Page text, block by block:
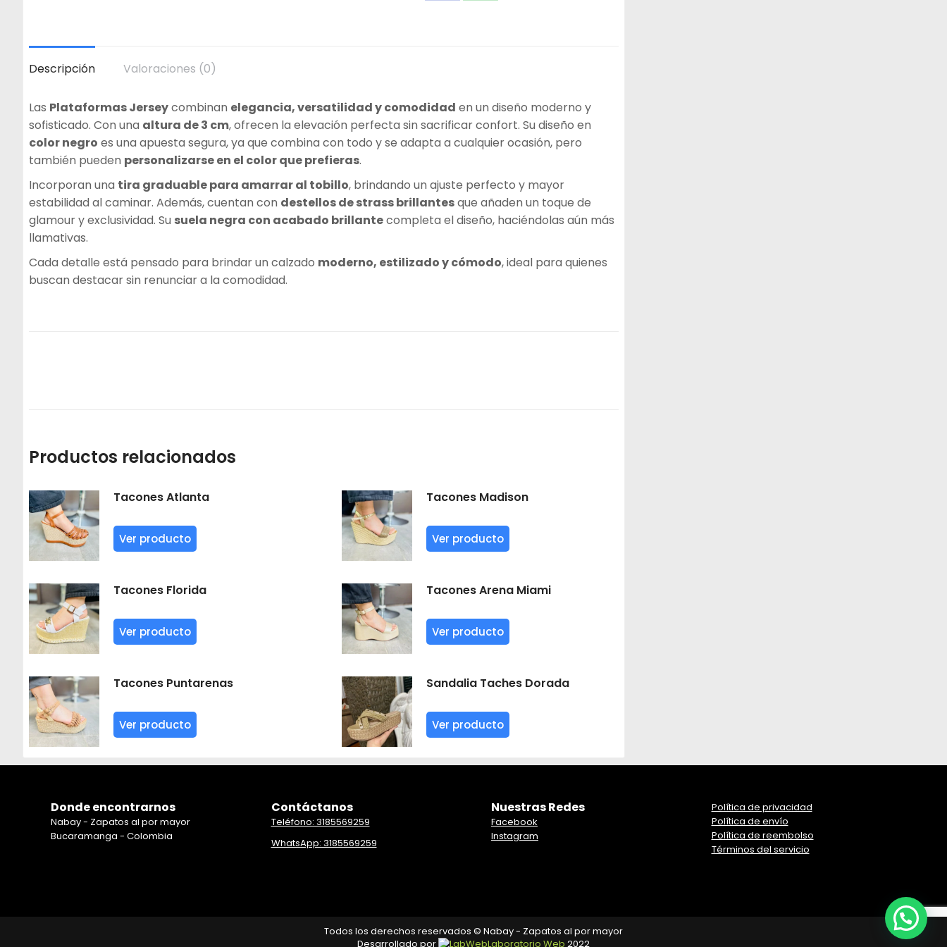
Descripción
Valoraciones (0)
Las Plataformas Jerseycombinan elegancia, versatilidad y comodidad en un diseño moderno y
sofisticado. Con una altura de 3 cm, ofrecen la elevación perfecta sin sacrificar confort. Su diseño en
color negro es una apuesta segura, ya que combina con todo y se adapta a cualquier ocasión, pero
también pueden personalizarse en el color que prefieras.
Incorporan una tira graduable para amarrar al tobillo, brindando un ajuste perfecto y mayor
estabilidad al caminar. Además, cuentan con destellos de strass brillantesque añaden un toque de
glamour y exclusividad. Su suela negra con acabado brillantecompleta el diseño, haciéndolas aún más
llamativas.
Cada detalle está pensado para brindar un calzado moderno, estilizado y cómodo, ideal para quienes
buscan destacar sin renunciar a la comodidad.
Productos relacionados
Tacones Atlanta
Ver producto
Tacones Madison
Ver producto
Tacones Florida
Ver producto
Tacones Arena Miami
Ver producto
Tacones Puntarenas
Ver producto
Sandalia Taches Dorada
Ver producto
Donde encontrarnos
Nabay - Zapatos al por mayor
Bucaramanga - Colombia
Contáctanos
Teléfono: 3185569259
WhatsApp: 3185569259
Nuestras Redes
Facebook
Instagram
Política de privacidad
Política de envío
Política de reembolso
Términos del servicio
Todos los derechos reservados © Nabay - Zapatos al por mayor
Desarrollado por
Laboratorio Web 2022